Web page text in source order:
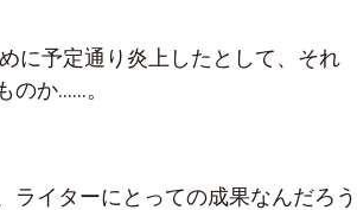
に予定通り炎上したとして、それ
のか……。
ライターにとっての成果なんだろう